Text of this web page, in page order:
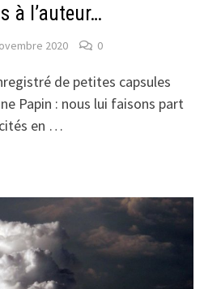
à l’auteur…
2020 0
de petites capsules
Papin : nous lui faisons part
en …